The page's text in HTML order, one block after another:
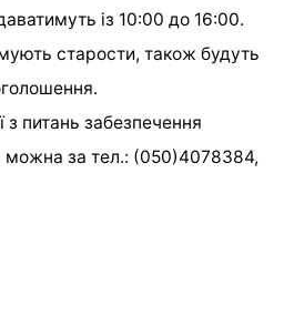
із 10:00 до 16:00.
старости, також будуть
з питань забезпечення
за тел.: (050)4078384,